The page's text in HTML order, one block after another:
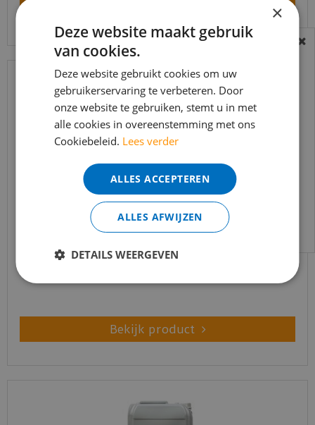
Co-pro - Primer kleurloos Universeel - 10kg
€
Bekijk product
BEREIKBAARHEID
In verband met de vakantie periode zijn wij
t/m 14 augustus telefonisch helaas niet
bereikbaar.
Bestelling worden uiteraard verwerkt
echter iets minder snel dan wat je van ons
gewend bent.
Voor vragen kan je ons bereiken via
info@merkvloerenwinkel.nl
×
Deze website maakt gebruik
van cookies.
Deze website gebruikt cookies om uw
gebruikerservaring te verbeteren. Door
onze website te gebruiken, stemt u in met
alle cookies in overeenstemming met ons
Cookiebeleid. Lees verder
ALLES ACCEPTEREN
ALLES AFWIJZEN
DETAILS WEERGEVEN